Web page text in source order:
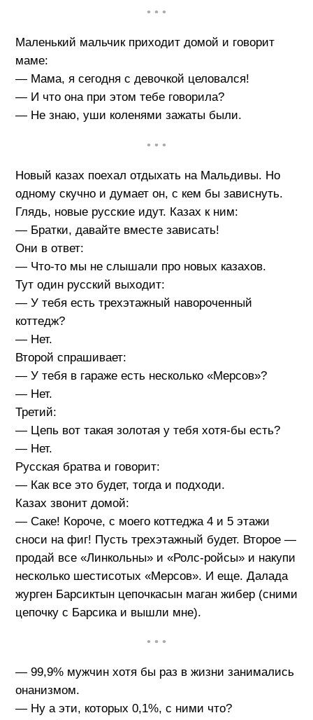
• • •
Маленький мальчик приходит домой и говорит
маме:
— Мама, я сегодня с девочкой целовался!
— И что она при этом тебе говорила?
— Не знаю, уши коленями зажаты были.
• • •
Новый казах поехал отдыхать на Мальдивы. Но
одному скучно и думает он, с кем бы зависнуть.
Глядь, новые русские идут. Казах к ним:
— Братки, давайте вместе зависать!
Они в ответ:
— Что-то мы не слышали про новых казахов.
Тут один русский выходит:
— У тебя есть трехэтажный навороченный
коттедж?
— Нет.
Второй спрашивает:
— У тебя в гараже есть несколько «Мерсов»?
— Нет.
Третий:
— Цепь вот такая золотая у тебя хотя-бы есть?
— Нет.
Русская братва и говорит:
— Как все это будет, тогда и подходи.
Казах звонит домой:
— Саке! Короче, с моего коттеджа 4 и 5 этажи
сноси на фиг! Пусть трехэтажный будет. Второе —
продай все «Линкольны» и «Ролс-ройсы» и накупи
несколько шестисотых «Мерсов». И еще. Далада
журген Барсиктын цепочкасын маган жибер (сними
цепочку с Барсика и вышли мне).
• • •
— 99,9% мужчин хотя бы раз в жизни занимались
онанизмом.
— Ну а эти, которых 0,1%, с ними что?